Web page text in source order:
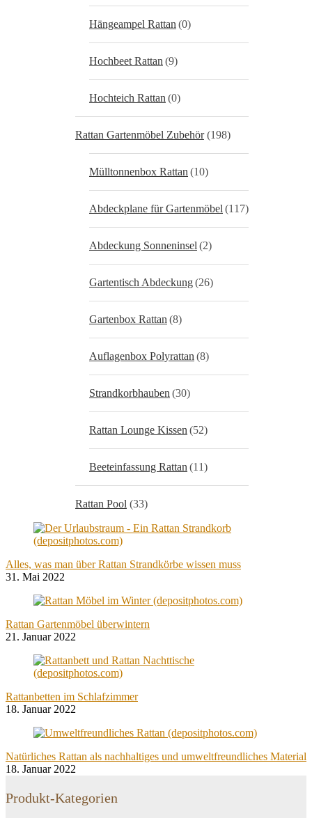
Hängeampel Rattan (0)
Hochbeet Rattan (9)
Hochteich Rattan (0)
Rattan Gartenmöbel Zubehör (198)
Mülltonnenbox Rattan (10)
Abdeckplane für Gartenmöbel (117)
Abdeckung Sonneninsel (2)
Gartentisch Abdeckung(26)
Gartenbox Rattan (8)
Auflagenbox Polyrattan (8)
Strandkorbhauben (30)
Rattan Lounge Kissen (52)
Beeteinfassung Rattan (11)
Rattan Pool (33)
Alles, was man über Rattan Strandkörbe wissen muss
31. Mai 2022
Rattan Gartenmöbel überwintern
21. Januar 2022
Rattanbetten im Schlafzimmer
18. Januar 2022
Natürliches Rattan als nachhaltiges und umweltfreundliches Material
18. Januar 2022
Produkt-Kategorien